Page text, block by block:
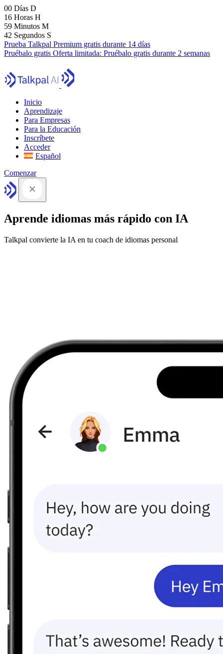
00 Días D
16 Horas H
59 Minutos M
41 Segundos S
Prueba Talkpal Premium gratis durante 14 días
Pruébalo gratis Oferta limitada: Pruébalo gratis durante 2 semanas
Inicio
Aprendizaje
Para Empresas
Para la Educación
Inscríbete
Acceder
Español
Comenzar
Aprende idiomas más rápido con IA
Talkpal convierte la IA en tu coach de idiomas personal